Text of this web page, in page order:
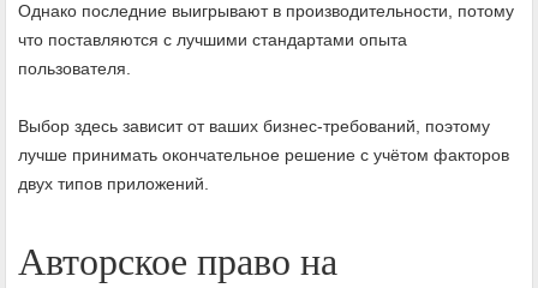
Однако последние выигрывают в производительности, потому
что поставляются с лучшими стандартами опыта
пользователя.
Выбор здесь зависит от ваших бизнес-требований, поэтому
лучше принимать окончательное решение с учётом факторов
двух типов приложений.
Авторское право на